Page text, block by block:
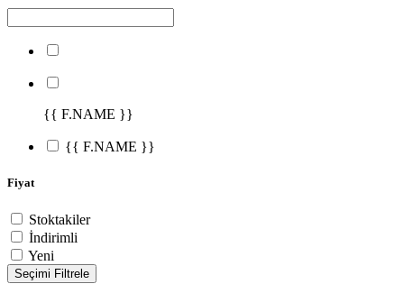
{{ F.NAME }}
{{ F.NAME }}
Fiyat
Stoktakiler
İndirimli
Yeni
Seçimi Filtrele